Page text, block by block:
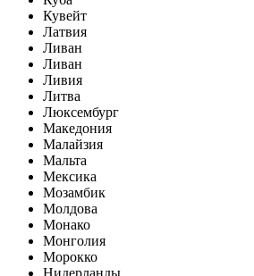
Кувейт
Латвия
Ливан
Ливан
Ливия
Литва
Люксембург
Македония
Малайзия
Мальта
Мексика
Мозамбик
Молдова
Монако
Монголия
Морокко
Нидерланды